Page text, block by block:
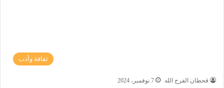
ثقافة وأدب
قحطان الفرج الله 7 نوفمبر، 2024